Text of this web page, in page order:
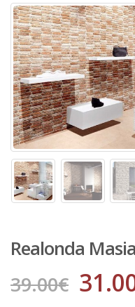
Realonda
39.00€